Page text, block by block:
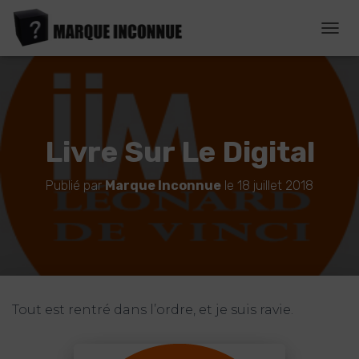
É
P
A
Livre Sur Le Digital
Publié par Marque Inconnue le 18 juillet 2018
Tout est rentré dans l’ordre, et je suis ravie.